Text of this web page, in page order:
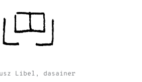
Libel, dasainer